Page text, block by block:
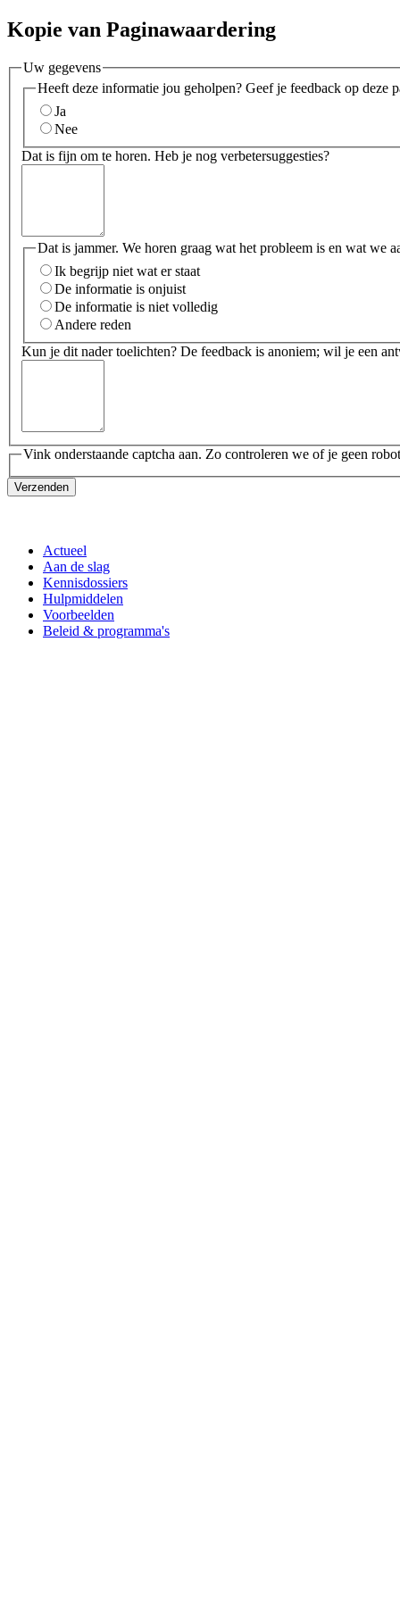
Kopie van Paginawaardering
Uw gegevens
Heeft deze informatie jou geholpen? Geef je feedback op deze
Ja
Nee
Dat is fijn om te horen. Heb je nog verbetersuggesties?
Dat is jammer. We horen graag wat het probleem is en wat we
Ik begrijp niet wat er staat
De informatie is onjuist
De informatie is niet volledig
Andere reden
Kun je dit nader toelichten? De feedback is anoniem; wil je een
Vink onderstaande captcha aan. Zo controleren we of je geen
Verzenden
Actueel
Aan de slag
Kennisdossiers
Hulpmiddelen
Voorbeelden
Beleid & programma's